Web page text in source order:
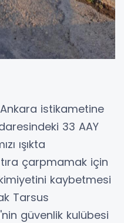
istikametine
33 AAY
ışıkta
çarpmamak için
kaybetmesi
Tarsus
güvenlik kulübesi